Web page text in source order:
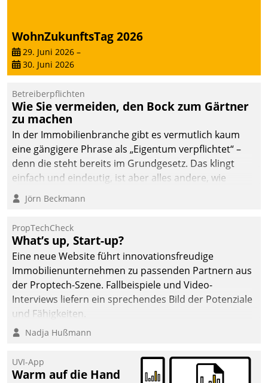
– und beschleunigt damit
den Weg vom
Mieteranliegen zum
WohnZukunftsTag 2026
29. Juni 2026 –
30. Juni 2026
Betreiberpflichten
Wie Sie vermeiden, den Bock zum Gärtner
zu machen
In der Immobilienbranche gibt es vermutlich kaum
eine gängigere Phrase als „Eigentum verpflichtet“ –
denn die steht bereits im Grundgesetz. Das klingt
einfach und eindeutig, ist aber alles andere, wie
Branchenbeschäftigte wissen. Denn mit der
Verantwortung folgen Verpflichtungen.
Jörn Beckmann
PropTechCheck
What’s up, Start-up?
Eine neue Website führt innovationsfreudige
Immobilienunternehmen zu passenden Partnern aus
der Proptech-Szene. Fallbeispiele und Video-
Interviews liefern ein sprechendes Bild der Potenziale
und Fähigkeiten.
Nadja Hußmann
UVI-App
Warm auf die Hand